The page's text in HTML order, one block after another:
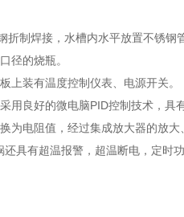
折制焊接，水槽内水平放置不锈
径的烧瓶。
上装有温度控制仪表、电源开关。
用良好的微电脑PID控制技术，具
为电阻值，经过集成放大器的放
具有超温报警，超温断电，定时